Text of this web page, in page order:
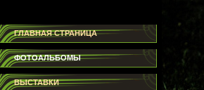
ГЛАВНАЯ СТРАНИЦА
ФОТОАЛЬБОМЫ
ВЫСТАВКИ